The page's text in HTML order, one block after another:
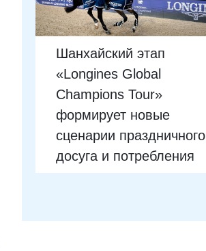
Шанхайский этап
«Longines Global
Champions Tour»
формирует новые
сценарии праздничного
досуга и потребления